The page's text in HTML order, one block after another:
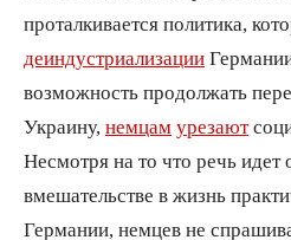
проталкивается политика,
деиндустриализации
возможность продолжать
Украину, немцам урезают
Несмотря на то что речь идет
вмешательстве в жизнь
Германии, немцев не